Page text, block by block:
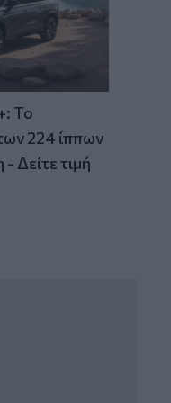
Το
224 ίππων
Δείτε τιμή